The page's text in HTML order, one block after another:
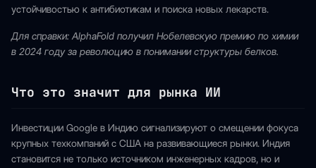
устойчивостью к антибиотикам и поиска новых лекарств.
Для справки: AlphaFold получил Нобелевскую премию по химии
в 2024 году за революцию в понимании структуры белков.
Что это значит для рынка ИИ
Инвестиции Google в Индию сигнализируют о смещении фокуса
крупных техкомпаний с США на развивающиеся рынки. Индия
становится не только источником инженерных кадров, но и